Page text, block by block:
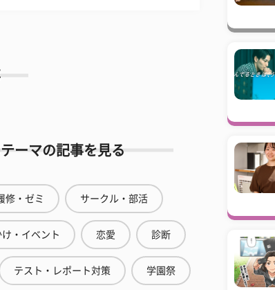
ーマの記事を見る
修・ゼミ サークル・部活
け・イベント 恋愛 診断
テスト・レポート対策 学園祭